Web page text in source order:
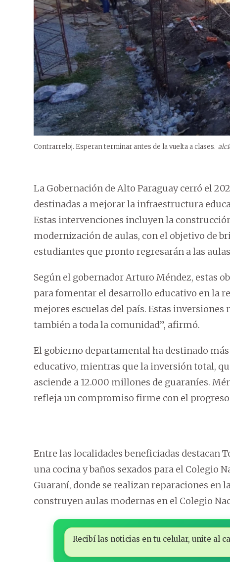
Contrarreloj. Esperan terminar antes de la vuelta a clases.
La Gobernación de Alto Paraguay cerró el
destinadas a mejorar la infraestructura
Estas intervenciones incluyen la
modernización de aulas, con el objetivo de
estudiantes que pronto regresarán a las
Según el gobernador Arturo Méndez, estas
para fomentar el desarrollo educativo en la
mejores escuelas del país. Estas
también a toda la comunidad”, afirmó.
El gobierno departamental ha destinado
educativo, mientras que la inversión total,
asciende a 12.000 millones de guaraníes.
refleja un compromiso firme con el
Entre las localidades beneficiadas destacan
una cocina y baños sexados para el Colegio
Guaraní, donde se realizan reparaciones en
construyen aulas modernas en el Colegio
Recibí las noticias en tu celular, unite al